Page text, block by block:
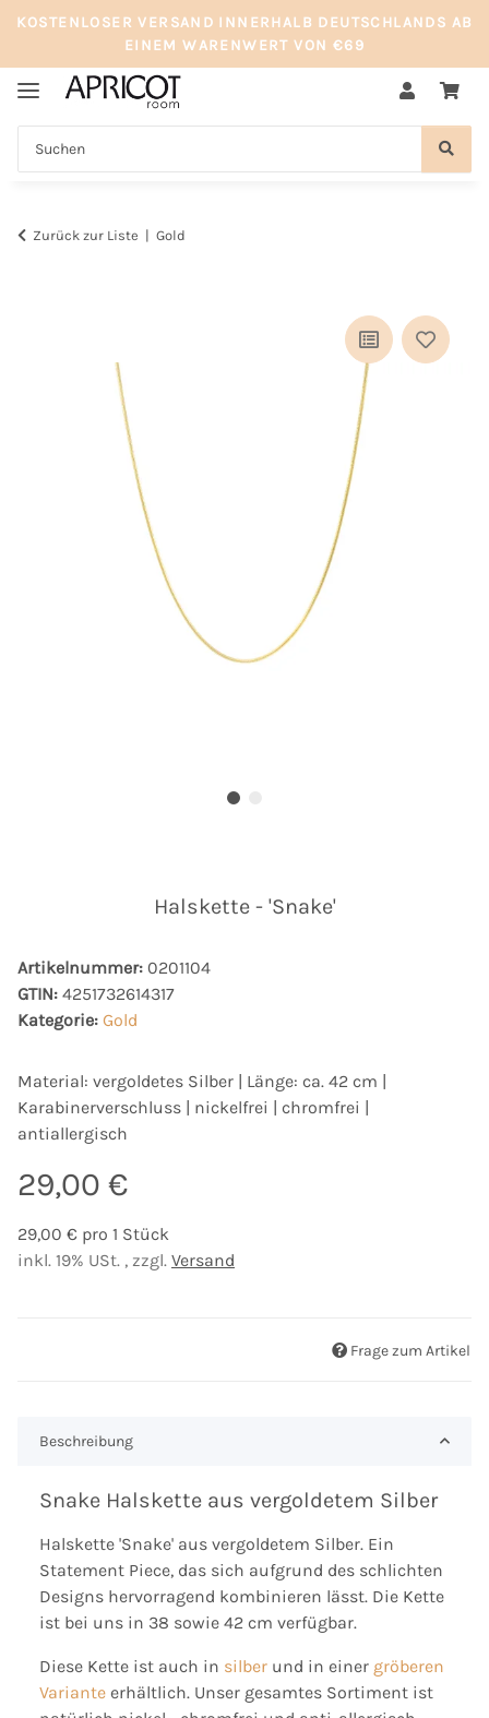
KOSTENLOSER VERSAND INNERHALB DEUTSCHLANDS AB
EINEM WARENWERT VON €69
Zurück zur Liste Gold
Halskette - 'Snake'
Artikelnummer: 0201104
GTIN: 4251732614317
Kategorie: Gold
Material: vergoldetes Silber | Länge: ca. 42 cm |
Karabinerverschluss | nickelfrei | chromfrei |
antiallergisch
29,00 €
29,00 € pro 1 Stück
inkl. 19% USt. , zzgl. Versand
Frage zum Artikel
Beschreibung
Snake Halskette aus vergoldetem Silber
Halskette 'Snake' aus vergoldetem Silber. Ein
Statement Piece, das sich aufgrund des schlichten
Designs hervorragend kombinieren lässt. Die Kette
ist bei uns in 38 sowie 42 cm verfügbar.
Diese Kette ist auch in silber und in einer gröberen
Variante erhältlich. Unser gesamtes Sortiment ist